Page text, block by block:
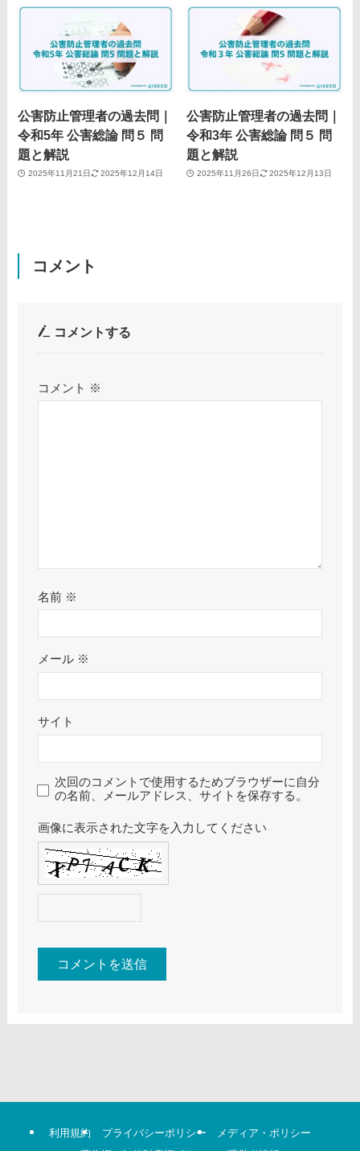
公害防止管理者の過去問｜
令和5年 公害総論 問５ 問
題と解説
2025年11月21日 2025年12月14日
公害防止管理者の過去問｜
令和3年 公害総論 問５ 問
題と解説
2025年11月26日 2025年12月13日
コメント
コメントする
コメント ※
名前 ※
メール ※
サイト
次回のコメントで使用するためブラウザーに自分
の名前、メールアドレス、サイトを保存する。
画像に表示された文字を入力してください
利用規約 プライバシーポリシー
メディア・ポリシー